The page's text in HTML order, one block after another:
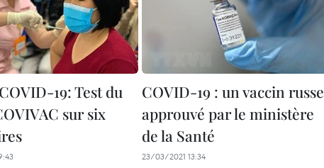
COVID-19: Test du
sur six
COVID-19 : un vaccin russe
approuvé par le ministère
de la Santé
23/03/2021 13:34